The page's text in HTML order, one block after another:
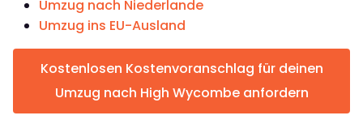
Umzug nach Niederlande
Umzug ins EU-Ausland
Kostenlosen Kostenvoranschlag für deinen
Umzug nach High Wycombe anfordern